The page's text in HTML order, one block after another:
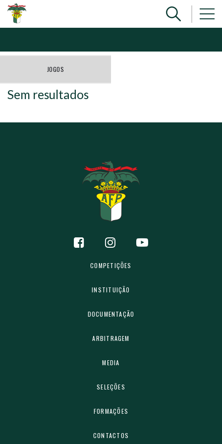
JOGOS
Sem resultados
COMPETIÇÕES
INSTITUIÇÃO
DOCUMENTAÇÃO
ARBITRAGEM
MEDIA
SELEÇÕES
FORMAÇÕES
CONTACTOS